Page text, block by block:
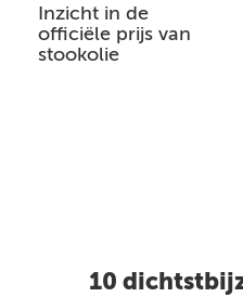
Inzicht in de
officiële prijs van
stookolie
10